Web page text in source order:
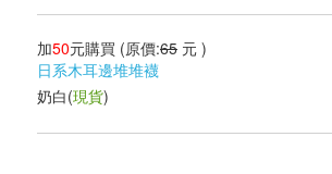
加50元購買 (原價:65 元 )
日系木耳邊堆堆襪
奶白(現貨)